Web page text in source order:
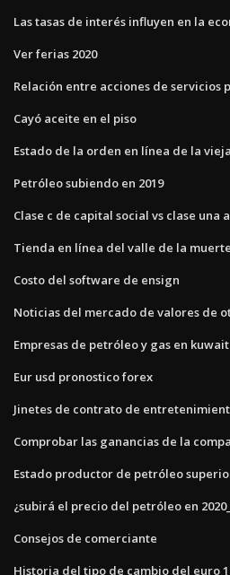
Las tasas de interés influyen en la
Ver ferias 2020
Relación entre acciones de servicios
Cayó aceite en el piso
Estado de la orden en línea de la
Petróleo subiendo en 2019
Clase c de capital social vs clase una
Tienda en línea del valle de la muerte
Costo del software de ensign
Noticias del mercado de valores de
Empresas de petróleo y gas en kuwait
Eur usd pronostico forex
Jinetes de contrato de
Comprobar las ganancias de la
Estado productor de petróleo
¿subirá el precio del petróleo en 2020_
Consejos de comerciante
Historia del tipo de cambio del euro